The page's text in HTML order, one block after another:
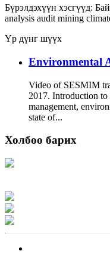
Бүрэлдэхүүн хэсгүүд:
analysis audit mining
Үр дүнг шүүх
Environmental
Video of SESMIM
2017. Introduction
management,
state of...
Холбоо барих